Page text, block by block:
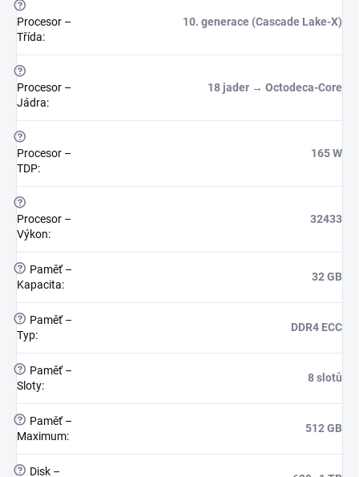
?
Procesor –
Třída:
10. generace (Cascade Lake-X)
?
Procesor –
Jádra:
18 jader → Octodeca-Core
?
Procesor –
TDP:
165 W
?
Procesor –
Výkon:
32433
?
Paměť –
Kapacita:
32 GB
?
Paměť –
Typ:
DDR4 ECC
?
Paměť –
Sloty:
8 slotů
?
Paměť –
Maximum:
512 GB
? Disk –